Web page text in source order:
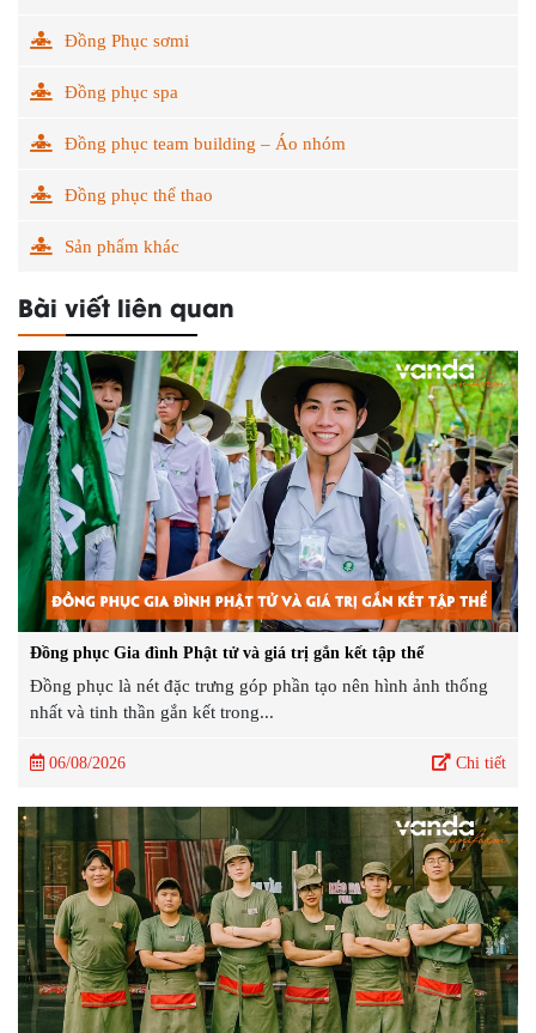
Đồng Phục sơmi
Đồng phục spa
Đồng phục team building – Áo nhóm
Đồng phục thể thao
Sản phẩm khác
Bài viết liên quan
Đồng phục Gia đình Phật tử và giá trị gắn kết tập thể
Đồng phục là nét đặc trưng góp phần tạo nên hình ảnh thống
nhất và tinh thần gắn kết trong...
06/08/2026 Chi tiết